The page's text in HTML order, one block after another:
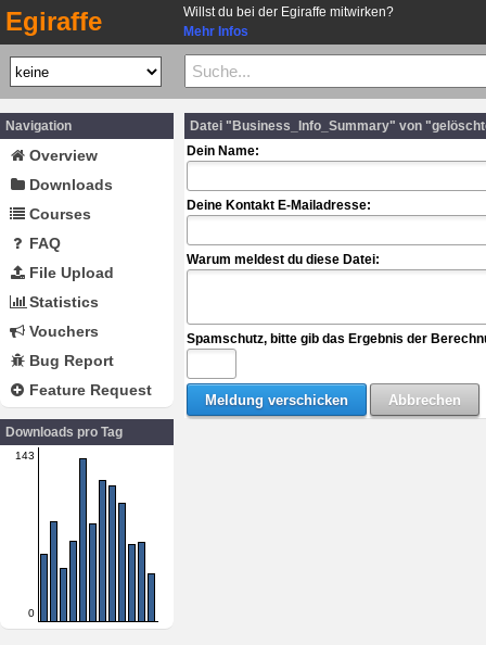
Egiraffe
Willst du bei der Egiraffe mitwirken?
Mehr Infos
Navigation
Overview
Downloads
Courses
FAQ
File Upload
Statistics
Vouchers
Bug Report
Feature Request
Downloads pro Tag
143
0
Datei "Business_Info_Summary" von
Dein Name:
Deine Kontakt E-Mailadresse:
Warum meldest du diese Datei:
Spamschutz, bitte gib das Ergebnis der